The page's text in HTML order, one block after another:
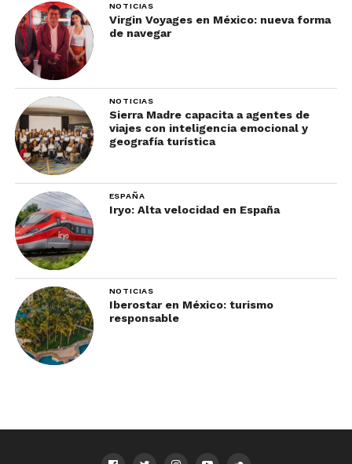
NOTICIAS
Virgin Voyages en México: nueva forma
de navegar
NOTICIAS
Sierra Madre capacita a agentes de
viajes con inteligencia emocional y
geografía turística
ESPAÑA
Iryo: Alta velocidad en España
NOTICIAS
Iberostar en México: turismo
responsable